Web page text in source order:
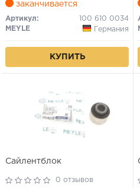
заканчивается
Артикул:
100 610 0034
MEYLE
Германия
КУПИТЬ
Сайлентблок
0 отзывов